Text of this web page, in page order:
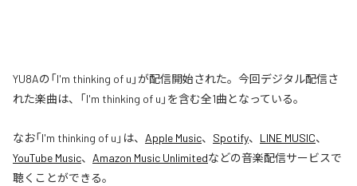
YU8Aの「I'm thinking of u」が配信開始された。今回デジタル配信さ
れた楽曲は、「I'm thinking of u」を含む全1曲となっている。
なお「I'm thinking of u 」は、 Apple Music、 Spotify、 LINE MUSIC、
YouTube Music、 Amazon Music Unlimitedなどの音楽配信サービスで
聴くことができる。